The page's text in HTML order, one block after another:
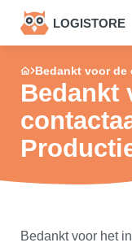
LOGISTORE
Bedankt voor
Bedankt
Bedankt voor het